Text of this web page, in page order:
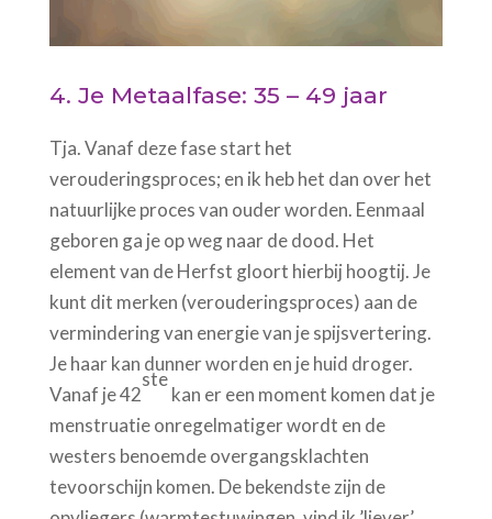
4. Je Metaalfase: 35 – 49 jaar
Tja. Vanaf deze fase start het
verouderingsproces; en ik heb het dan over het
natuurlijke proces van ouder worden. Eenmaal
geboren ga je op weg naar de dood. Het
element van de Herfst gloort hierbij hoogtij. Je
kunt dit merken (verouderingsproces) aan de
vermindering van energie van je spijsvertering.
Je haar kan dunner worden en je huid droger.
Vanaf je 42
ste
kan er een moment komen dat je
menstruatie onregelmatiger wordt en de
westers benoemde overgangsklachten
tevoorschijn komen. De bekendste zijn de